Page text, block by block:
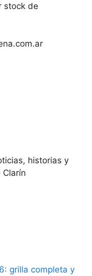
stock de
historias y
grilla completa y